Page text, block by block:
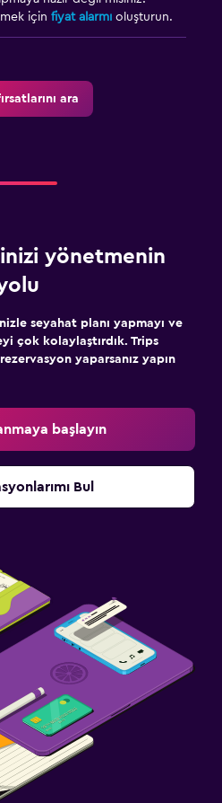
için fiyat alarmı oluşturun.
ara
yönetmenin
seyahat planı yapmayı ve
çok kolaylaştırdık. Trips
yaparsanız yapın
başlayın
Bul